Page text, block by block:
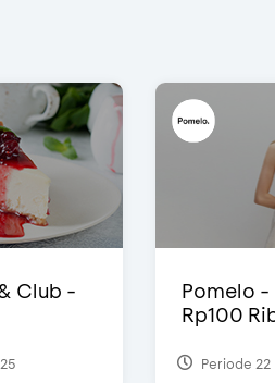
Club -
Pomelo
Rp100
Periode 22